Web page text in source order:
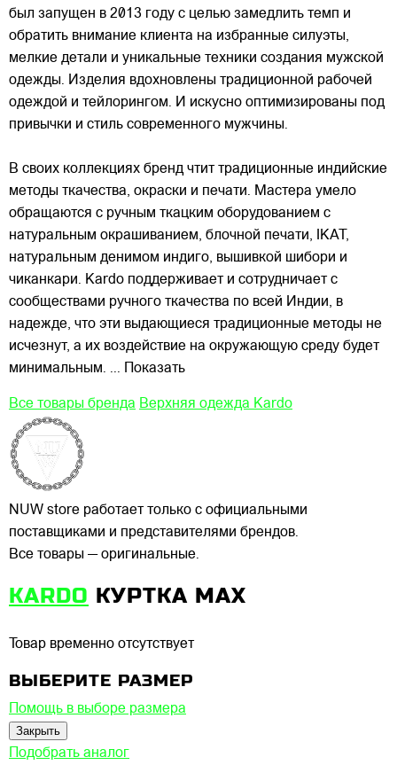
был запущен в 2013 году с целью замедлить темп и
обратить внимание клиента на избранные силуэты,
мелкие детали и уникальные техники создания мужской
одежды. Изделия вдохновлены традиционной рабочей
одеждой и тейлорингом. И искусно оптимизированы под
привычки и стиль современного мужчины.
В своих коллекциях бренд чтит традиционные индийские
методы ткачества, окраски и печати. Мастера умело
обращаются с ручным ткацким оборудованием с
натуральным окрашиванием, блочной печати, IKAT,
натуральным денимом индиго, вышивкой шибори и
чиканкари. Kardo поддерживает и сотрудничает с
сообществами ручного ткачества по всей Индии, в
надежде, что эти выдающиеся традиционные методы не
исчезнут, а их воздействие на окружающую среду будет
минимальным. ... Показать
Все товары бренда Верхняя одежда Kardo
NUW store работает только с официальными
поставщиками и представителями брендов.
Все товары — оригинальные.
KARDO КУРТКА MAX
Товар временно отсутствует
ВЫБЕРИТЕ РАЗМЕР
Помощь в выборе размера
Закрыть
Подобрать аналог